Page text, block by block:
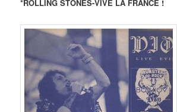
*ROLLING STONES-VIVE LA FRANCE !